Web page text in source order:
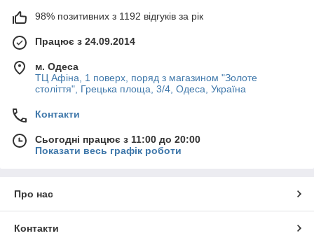
98% позитивних з 1192 відгуків за рік
Працює з 24.09.2014
м. Одеса
ТЦ Афіна, 1 поверх, поряд з магазином "Золоте
століття", Грецька площа, 3/4, Одеса, Україна
Контакти
Сьогодні працює з 11:00 до 20:00
Показати весь графік роботи
Про нас
Контакти